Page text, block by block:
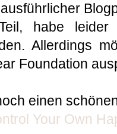
habe
Allerdings
Foundation
einen
Your Own